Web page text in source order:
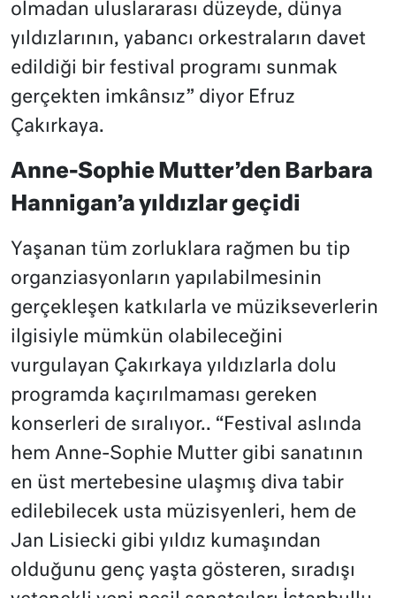
olmadan uluslararası düzeyde, dünya
yıldızlarının, yabancı orkestraların davet
edildiği bir festival programı sunmak
gerçekten imkânsız” diyor Efruz
Çakırkaya.
Anne-Sophie Mutter’den Barbara
Hannigan’a yıldızlar geçidi
Yaşanan tüm zorluklara rağmen bu tip
organziasyonların yapılabilmesinin
gerçekleşen katkılarla ve müzikseverlerin
ilgisiyle mümkün olabileceğini
vurgulayan Çakırkaya yıldızlarla dolu
programda kaçırılmaması gereken
konserleri de sıralıyor.. “Festival aslında
hem Anne-Sophie Mutter gibi sanatının
en üst mertebesine ulaşmış diva tabir
edilebilecek usta müzisyenleri, hem de
Jan Lisiecki gibi yıldız kumaşından
olduğunu genç yaşta gösteren, sıradışı